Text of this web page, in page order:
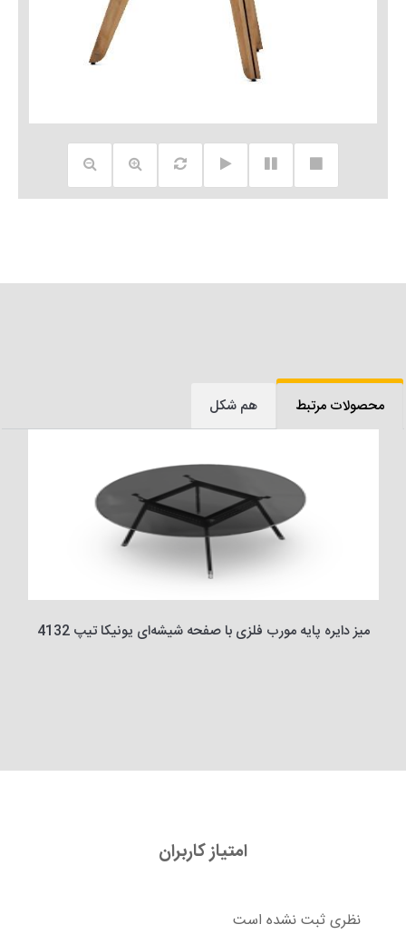
محصولات مرتبط هم شکل
میز دایره پایه مورب فلزی با صفحه شیشه‌ای یونیکا تیپ 4132
امتیاز کاربران
نظری ثبت نشده است